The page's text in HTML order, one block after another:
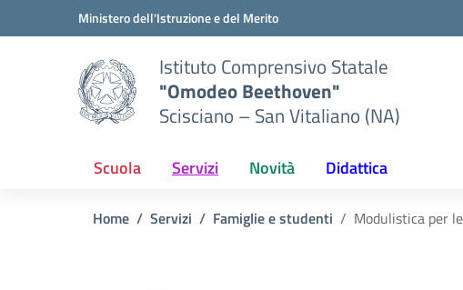
Vai ai contenuti
Vai al menu di navigazioneMinistero dell'Istruzione e del Merito
Istituto Comprensivo Statale
"Omodeo Beethoven"
Scisciano – San Vitaliano (NA)
Scuola Servizi Novità Didattica
Home Servizi Famiglie e studenti Modulistica per